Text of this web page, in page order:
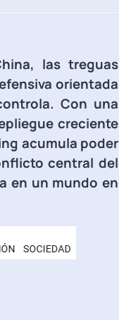
las treguas
orientada
Con una
creciente
acumula poder
central del
en un mundo en